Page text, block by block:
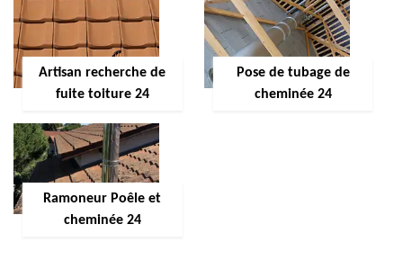
Artisan recherche de
fuite toiture 24
Pose de tubage de
cheminée 24
Ramoneur Poêle et
cheminée 24